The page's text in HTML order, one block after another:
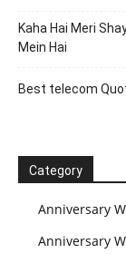
Kaha Hai Meri
Mein Hai
Best telecom
Category
Anniversary
Anniversary